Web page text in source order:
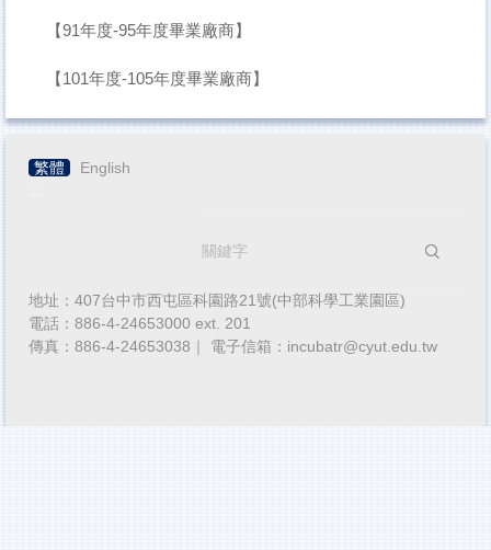
【91年度-95年度畢業廠商】
【101年度-105年度畢業廠商】
繁體
English
搜尋
地址：407台中市西屯區科園路21號(中部科學工業園區)
電話：886-4-24653000 ext. 201
傳真：886-4-24653038｜ 電子信箱：incubatr@cyut.edu.tw